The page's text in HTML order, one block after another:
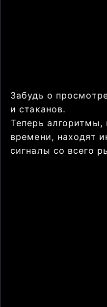
Забудь о
и стаканов.
Теперь алгоритмы,
времени, находят
сигналы со всего